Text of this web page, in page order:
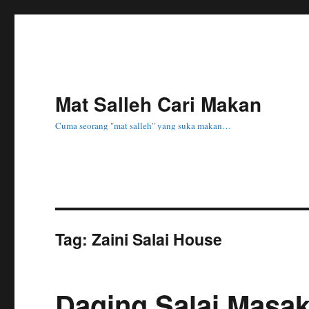
Mat Salleh Cari Makan
Cuma seorang "mat salleh" yang suka makan…
Tag:Zaini Salai House